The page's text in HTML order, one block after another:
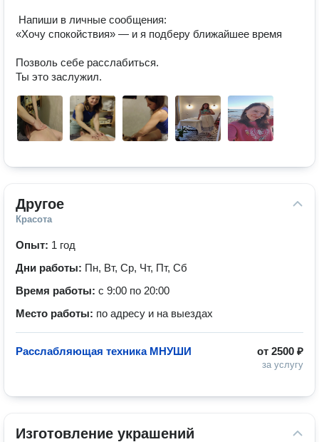
«Хочу спокойствия» — и я подберу ближайшее время
Позволь себе расслабиться.
Ты это заслужил.
Другое
Красота
Опыт: 1 год
Дни работы: Пн, Вт, Ср, Чт, Пт, Сб
Время работы: с 9:00 по 20:00
Место работы: по адресу и на выездах
от 2500 ₽
за услугу
Расслабляющая техника МНУШИ
Изготовление украшений